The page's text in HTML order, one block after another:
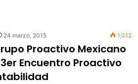
24 marzo, 2015 1,012
Proactivo Mexicano
Encuentro Proactivo